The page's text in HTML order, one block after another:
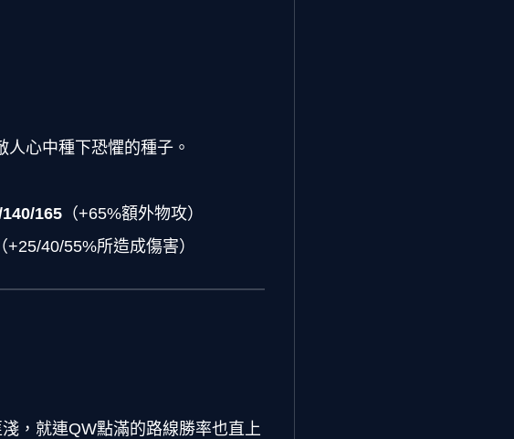
心中種下恐懼的種子。
165 （+65%額外物攻）
（+25/40/55%所造成傷害）
，就連QW點滿的路線勝率也直上